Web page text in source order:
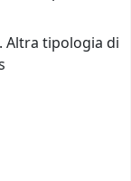
Altra tipologia di